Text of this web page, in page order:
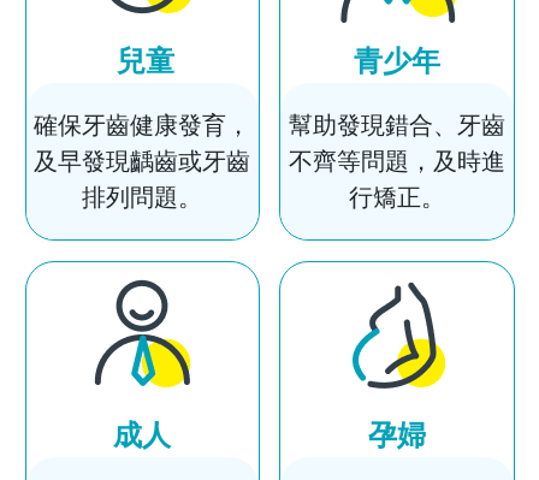
兒童
確保牙齒健康發育，
及早發現齲齒或牙齒
排列問題。
青少年
幫助發現錯合、牙齒
不齊等問題，及時進
行矯正。
成人 孕婦